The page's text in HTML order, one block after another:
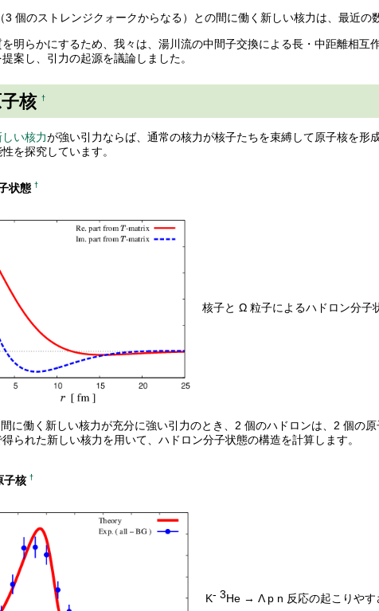
個のストレンジクォークからなる）との間に働く新しい核力は、最近の
を明らかにするため、我々は、湯川流の中間子交換による長・中距離相
案し、引力の起源を議論しました。
核 †
しい核力が強い引力ならば、通常の核力が核子たちを束縛して原子核を形
を探究しています。
状態†
核子と Ω 粒子によるハドロン分子
に働く新しい核力が充分に強い引力のとき、2 個のハドロンは、2 個の
られた新しい核力を用いて、ハドロン分子状態の構造を計算します。
子核†
K- 3He → Λ p n 反応の起こりやす